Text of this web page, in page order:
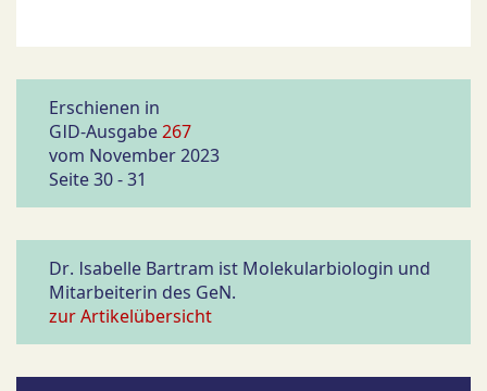
Erschienen in
GID-Ausgabe267
vom November 2023
Seite 30 - 31
Dr. Isabelle Bartram ist Molekularbiologin und
Mitarbeiterin des GeN.
zur Artikelübersicht